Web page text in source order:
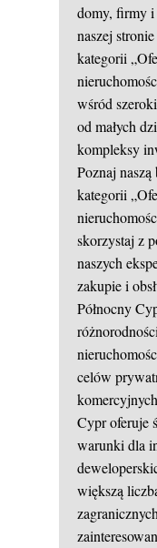
domy, firmy
naszej
kategorii
wśród
od małych
kompleksy
Poznaj
kategorii
skorzystaj z
naszych
zakupie i
Północny
celów
Cypr oferuje
warunki dla
większą